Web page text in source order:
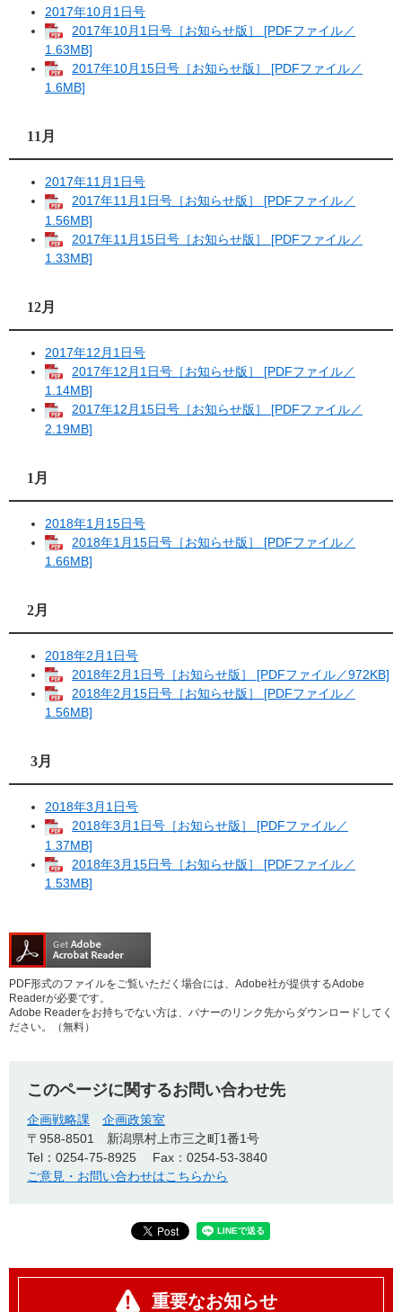
2017年10月1日号
2017年10月1日号［お知らせ版］ [PDFファイル／
1.63MB]
2017年10月15日号［お知らせ版］ [PDFファイル／
1.6MB]
11月
2017年11月1日号
2017年11月1日号［お知らせ版］ [PDFファイル／
1.56MB]
2017年11月15日号［お知らせ版］ [PDFファイル／
1.33MB]
12月
2017年12月1日号
2017年12月1日号［お知らせ版］ [PDFファイル／
1.14MB]
2017年12月15日号［お知らせ版］ [PDFファイル／
2.19MB]
1月
2018年1月15日号
2018年1月15日号［お知らせ版］ [PDFファイル／
1.66MB]
2月
2018年2月1日号
2018年2月1日号［お知らせ版］ [PDFファイル／972KB]
2018年2月15日号［お知らせ版］ [PDFファイル／
1.56MB]
3月
2018年3月1日号
2018年3月1日号［お知らせ版］ [PDFファイル／
1.37MB]
2018年3月15日号［お知らせ版］ [PDFファイル／
1.53MB]
PDF形式のファイルをご覧いただく場合には、Adobe社が提供するAdobe
Readerが必要です。
Adobe Readerをお持ちでない方は、バナーのリンク先からダウンロードしてく
ださい。（無料）
このページに関するお問い合わせ先
企画戦略課
企画政策室
〒958-8501
新潟県村上市三之町1番1号
Tel：0254-75-8925
Fax：0254-53-3840
ご意見・お問い合わせはこちらから
重要なお知らせ